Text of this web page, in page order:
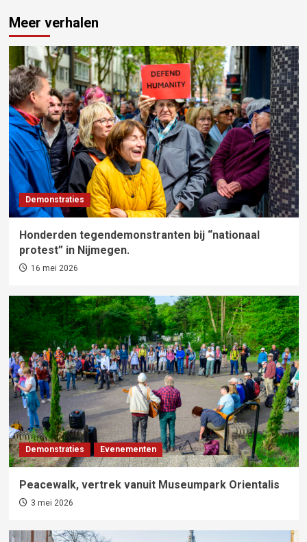
Meer verhalen
Demonstraties
Honderden tegendemonstranten bij “nationaal
protest” in Nijmegen.
16 mei 2026
Demonstraties Evenementen
Peacewalk, vertrek vanuit Museumpark Orientalis
3 mei 2026